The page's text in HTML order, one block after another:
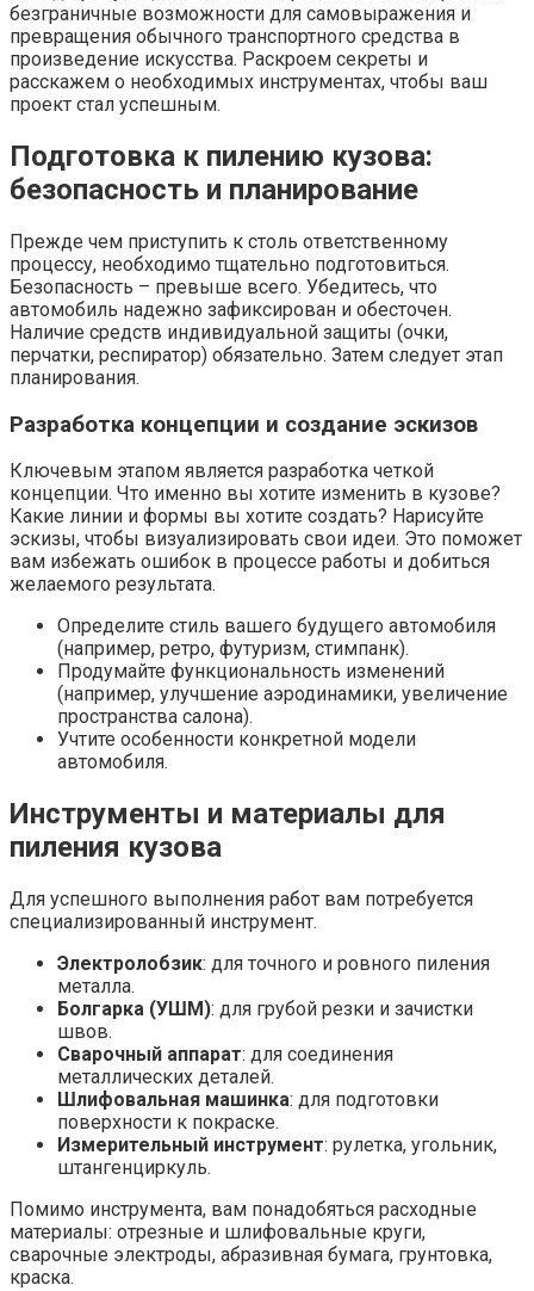
безграничные возможности для самовыражения и
превращения обычного транспортного средства в
произведение искусства. Раскроем секреты и
расскажем о необходимых инструментах, чтобы ваш
проект стал успешным.
Подготовка к пилению кузова:
безопасность и планирование
Прежде чем приступить к столь ответственному
процессу, необходимо тщательно подготовиться.
Безопасность – превыше всего. Убедитесь, что
автомобиль надежно зафиксирован и обесточен.
Наличие средств индивидуальной защиты (очки,
перчатки, респиратор) обязательно. Затем следует этап
планирования.
Разработка концепции и создание эскизов
Ключевым этапом является разработка четкой
концепции. Что именно вы хотите изменить в кузове?
Какие линии и формы вы хотите создать? Нарисуйте
эскизы, чтобы визуализировать свои идеи. Это поможет
вам избежать ошибок в процессе работы и добиться
желаемого результата.
Определите стиль вашего будущего автомобиля
(например, ретро, футуризм, стимпанк).
Продумайте функциональность изменений
(например, улучшение аэродинамики, увеличение
пространства салона).
Учтите особенности конкретной модели
автомобиля.
Инструменты и материалы для
пиления кузова
Для успешного выполнения работ вам потребуется
специализированный инструмент.
Электролобзик: для точного и ровного пиления
металла.
Болгарка (УШМ): для грубой резки и зачистки
швов.
Сварочный аппарат: для соединения
металлических деталей.
Шлифовальная машинка: для подготовки
поверхности к покраске.
Измерительный инструмент: рулетка, угольник,
штангенциркуль.
Помимо инструмента, вам понадобяться расходные
материалы: отрезные и шлифовальные круги,
сварочные электроды, абразивная бумага, грунтовка,
краска.